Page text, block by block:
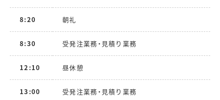
8:20 朝礼
8:30 受発注業務・見積り業務
12:10 昼休憩
13:00 受発注業務・見積り業務